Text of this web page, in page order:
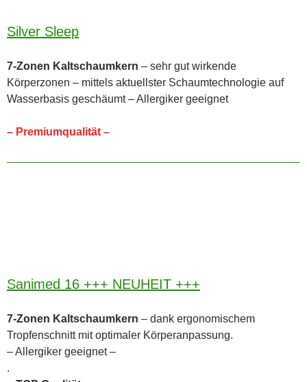
Silver Sleep
7-Zonen Kaltschaumkern – sehr gut wirkende
Körperzonen – mittels aktuellster Schaumtechnologie auf
Wasserbasis geschäumt – Allergiker geeignet
– Premiumqualität –
Sanimed 16 +++ NEUHEIT +++
7-Zonen Kaltschaumkern – dank ergonomischem
Tropfenschnitt mit optimaler Körperanpassung.
– Allergiker geeignet –
.